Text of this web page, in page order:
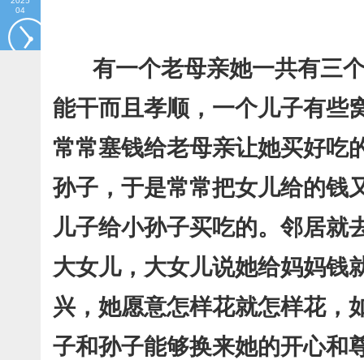
04
有一个老母亲她一共有三个
能干而且孝顺，一个儿子有些
常常塞钱给老母亲让她买好吃
孙子，于是常常把女儿给的钱
儿子给小孙子买吃的。邻居就
大女儿，大女儿说她给妈妈钱
兴，她愿意怎样花就怎样花，
子和孙子能够换来她的开心和